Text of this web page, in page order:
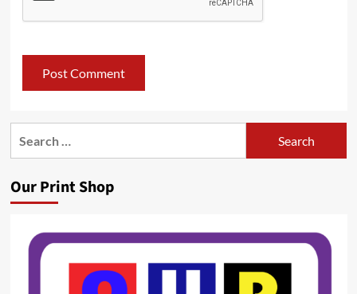
Our Print Shop